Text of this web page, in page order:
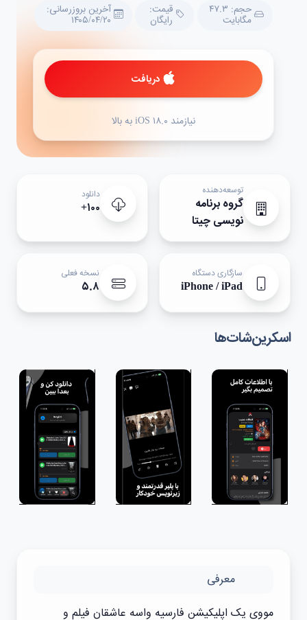
حجم: ۴۷.۳
مگابایت
قیمت:
رایگان
آخرین بروزرسانی:
۱۴۰۵/۰۴/۲۰
دریافت
نیازمند iOS ۱۸.۰ به بالا
توسعه‌دهنده
گروه برنامه
نویسی چیتا
دانلود
۱۰۰+
سازگاری دستگاه
iPhone / iPad
نسخه فعلی
۵.۸
اسکرین‌شات‌ها
معرفی
مووی یک اپلیکیشن فارسیه واسه عاشقان فیلم و